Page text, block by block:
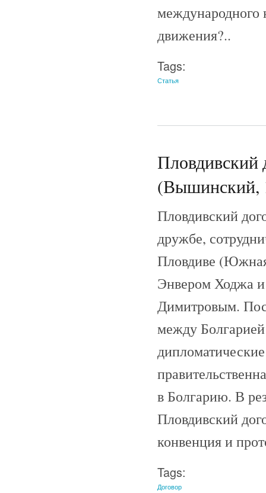
международного
движения?..
Tags:
Статья
Пловдивский
(Вышинский,
Пловдивский
дружбе,
Пловдиве
Энвером Ходжа
Димитровым.
между
в Болгарию. В
Пловдивский
конвенция и
Tags:
Договор